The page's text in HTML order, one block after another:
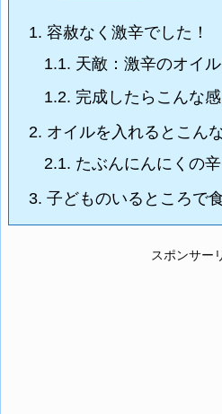
1. 容赦なく激辛でした！
1.1. 天敵：激辛のオイ
1.2. 完成したらこんな
2. オイルを入れるとこん
2.1. たぶんにんにくの
3. 子どものいるところで
スポンサー